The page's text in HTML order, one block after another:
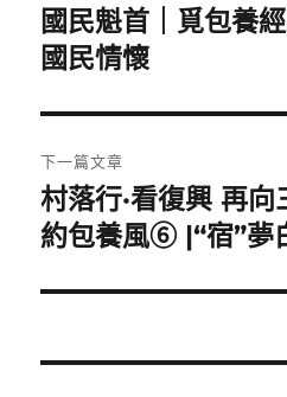
章
導
覽
上
一
文
章:
國民魁首｜覓包養
國民情懷
下一篇文章
下
一
文
村落行·看復興 再向
約包養風⑥ |“宿”夢